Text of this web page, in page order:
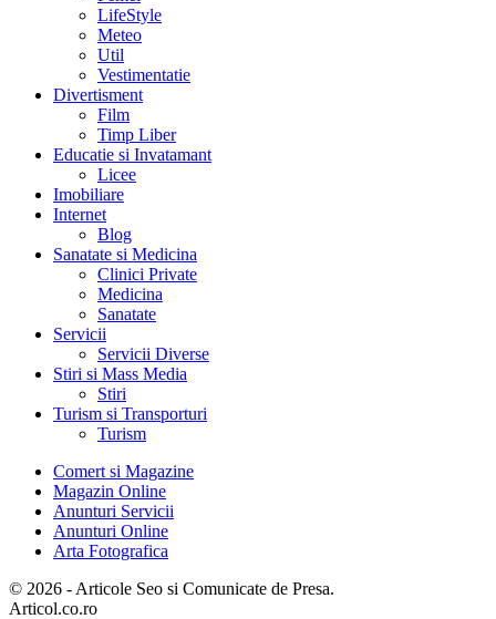
LifeStyle
Meteo
Util
Vestimentatie
Divertisment
Film
Timp Liber
Educatie si Invatamant
Licee
Imobiliare
Internet
Blog
Sanatate si Medicina
Clinici Private
Medicina
Sanatate
Servicii
Servicii Diverse
Stiri si Mass Media
Stiri
Turism si Transporturi
Turism
Comert si Magazine
Magazin Online
Anunturi Servicii
Anunturi Online
Arta Fotografica
© 2026 - Articole Seo si Comunicate de Presa.
Articol.co.ro